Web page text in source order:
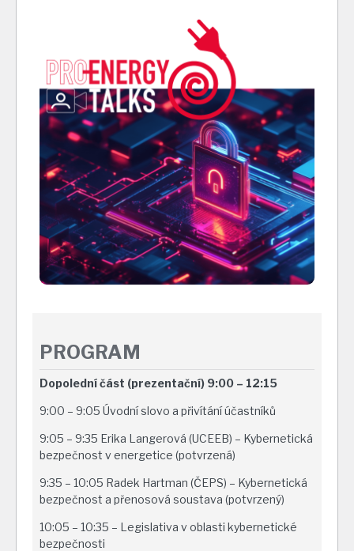
PROGRAM
Dopolední část (prezentační) 9:00 – 12:15
9:00 – 9:05 Úvodní slovo a přivítání účastníků
9:05 – 9:35 Erika Langerová (UCEEB) – Kybernetická
bezpečnost v energetice (potvrzená)
9:35 – 10:05 Radek Hartman (ČEPS) – Kybernetická
bezpečnost a přenosová soustava (potvrzený)
10:05 – 10:35 – Legislativa v oblasti kybernetické
bezpečnosti